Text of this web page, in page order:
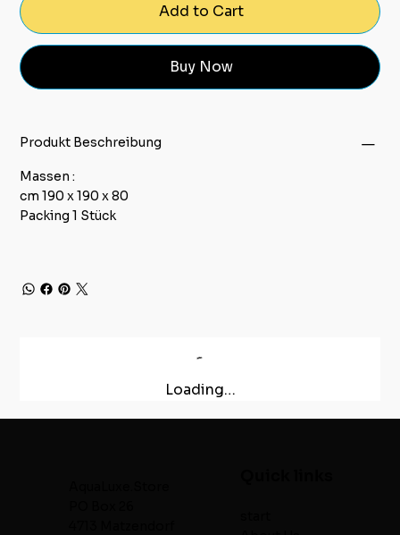
Add to Cart
Buy Now
Produkt Beschreibung
Massen :
cm 190 x 190 x 80
Packing 1 Stück
Loading…